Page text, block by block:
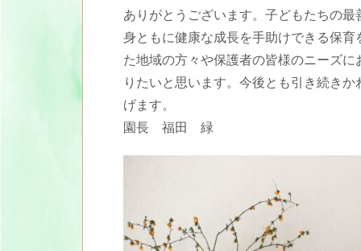
ありがとうございます。子どもたちの
身ともに健康な成長を手助けできる保
た地域の方々や保護者の皆様のニーズ
りたいと思います。今後とも引き続き
げます。
園長 福田 緑